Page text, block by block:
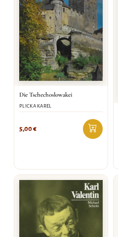
Die Tschechoslowakei
PLICKA KAREL
5,00€